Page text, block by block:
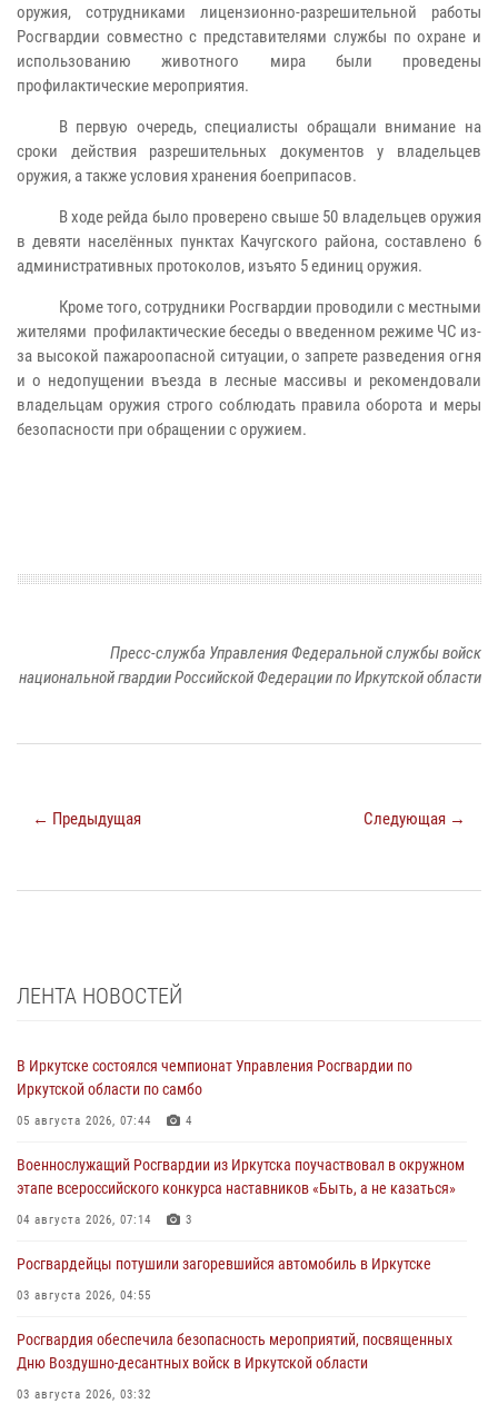
оружия, сотрудниками лицензионно-разрешительной работы
Росгвардии совместно с представителями службы по охране и
использованию животного мира были проведены
профилактические мероприятия.
В первую очередь, специалисты обращали внимание на
сроки действия разрешительных документов у владельцев
оружия, а также условия хранения боеприпасов.
В ходе рейда было проверено свыше 50 владельцев оружия
в девяти населённых пунктах Качугского района, составлено 6
административных протоколов, изъято 5 единиц оружия.
Кроме того, сотрудники Росгвардии проводили с местными
жителями профилактические беседы о введенном режиме ЧС из-
за высокой пажароопасной ситуации, о запрете разведения огня
и о недопущении въезда в лесные массивы и рекомендовали
владельцам оружия строго соблюдать правила оборота и меры
безопасности при обращении с оружием.
Пресс-служба Управления Федеральной службы войск
национальной гвардии Российской Федерации по Иркутской области
← Предыдущая Следующая →
ЛЕНТА НОВОСТЕЙ
В Иркутске состоялся чемпионат Управления Росгвардии по
Иркутской области по самбо
05 августа 2026, 07:44 4
Военнослужащий Росгвардии из Иркутска поучаствовал в окружном
этапе всероссийского конкурса наставников «Быть, а не казаться»
04 августа 2026, 07:14 3
Росгвардейцы потушили загоревшийся автомобиль в Иркутске
03 августа 2026, 04:55
Росгвардия обеспечила безопасность мероприятий, посвященных
Дню Воздушно-десантных войск в Иркутской области
03 августа 2026, 03:32